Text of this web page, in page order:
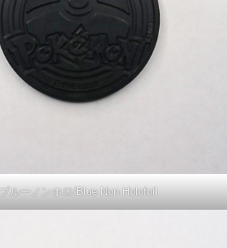
ブルーノンホロ/Blue Non Holofoil